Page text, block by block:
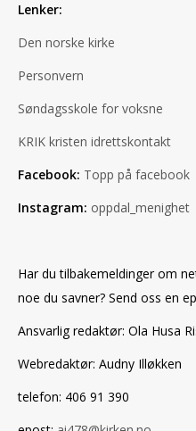
Lenker:
Den norske kirke
Personvern
Søndagsskole for voksne
KRIK kristen idrettskontakt
Facebook: Topp på facebook
Instagram: oppdal_menighet
Har du tilbakemeldinger om
noe du savner? Send oss en
Ansvarlig redaktør: Ola Husa
Webredaktør: Audny Illøkken
telefon: 406 91 390